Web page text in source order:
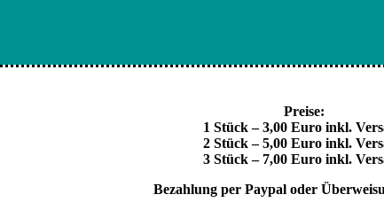
Preise:
1 Stück – 3,00 Euro inkl.
2 Stück – 5,00 Euro inkl.
3 Stück – 7,00 Euro inkl.
Bezahlung per Paypal oder